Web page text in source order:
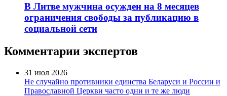
В Литве мужчина осужден на 8 месяцев
ограничения свободы за публикацию в
социальной сети
Комментарии экспертов
31 июл 2026
Не случайно противники единства Беларуси и России и
Православной Церкви часто одни и те же люди